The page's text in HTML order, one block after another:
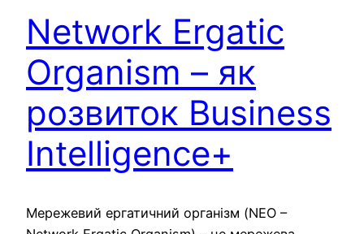
Network Ergatic
Organism – як
розвиток Business
Intelligence+
Мережевий ергатичний організм (NEO –